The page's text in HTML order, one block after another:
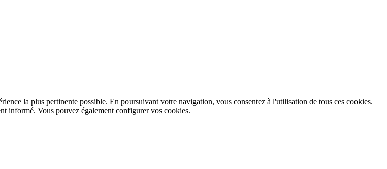
la plus pertinente possible. En poursuivant votre navigation, vous consentez à l'utilisation de tous ces cookies.
informé. Vous pouvez également configurervos cookies.